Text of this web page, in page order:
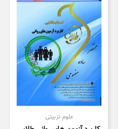
80,000 تومان
علوم تزبیتی